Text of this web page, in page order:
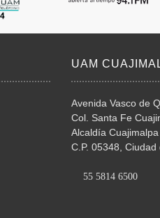
UAM
Avenida Vasco de
Col. Santa Fe
Alcaldía
C.P. 05348, Ciudad
55 5814 6500